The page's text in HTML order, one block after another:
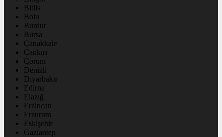
Bitlis
Bolu
Burdur
Bursa
Çanakkale
Çankırı
Çorum
Denizli
Diyarbakır
Edirne
Elazığ
Erzincan
Erzurum
Eskişehir
Gaziantep